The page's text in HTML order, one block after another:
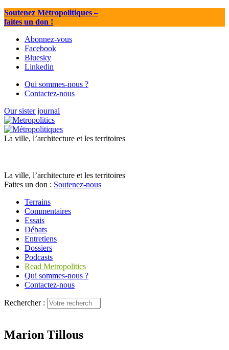
Soutenez Métropolitiques–
faites un don !
Abonnez-vous
Facebook
Bluesky
Linkedin
Qui sommes-nous ?
Contactez-nous
Our sister journal
La ville, l’architecture et les territoires
La ville, l’architecture et les territoires
Faites un don : Soutenez-nous
Terrains
Commentaires
Essais
Débats
Entretiens
Dossiers
Podcasts
Read Metropolitics
Qui sommes-nous ?
Contactez-nous
Rechercher :
Marion Tillous